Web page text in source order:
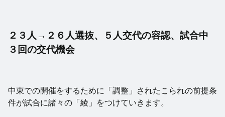
２３人→２６人選抜、５人交代の容認、試合中
３回の交代機会
中東での開催をするために「調整」されたこられの前提条
件が試合に諸々の「綾」をつけていきます。